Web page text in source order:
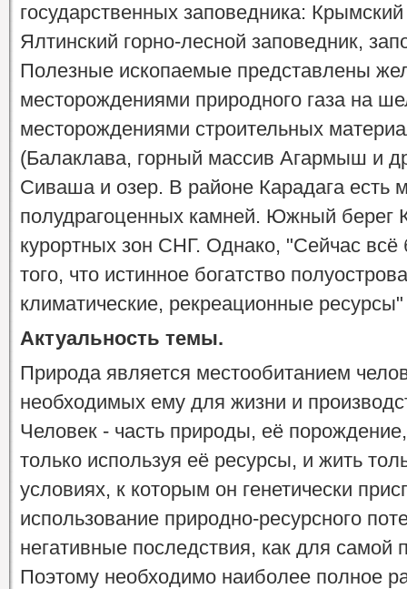
государственных заповедника:
Ялтинский горно-лесной заповедник,
Полезные ископаемые представлены
месторождениями природного газа на
месторождениями строительных
(Балаклава, горный массив Агармыш и
Сиваша и озер. В районе Карадага есть
полудрагоценных камней. Южный берег
курортных зон СНГ. Однако, "Сейчас
того, что истинное богатство
климатические, рекреационные
Актуальность темы.
Природа является местообитанием
необходимых ему для жизни и
Человек - часть природы, её
только используя её ресурсы, и жить
условиях, к которым он генетически
использование природно-ресурсного
негативные последствия, как для самой
Поэтому необходимо наиболее полное